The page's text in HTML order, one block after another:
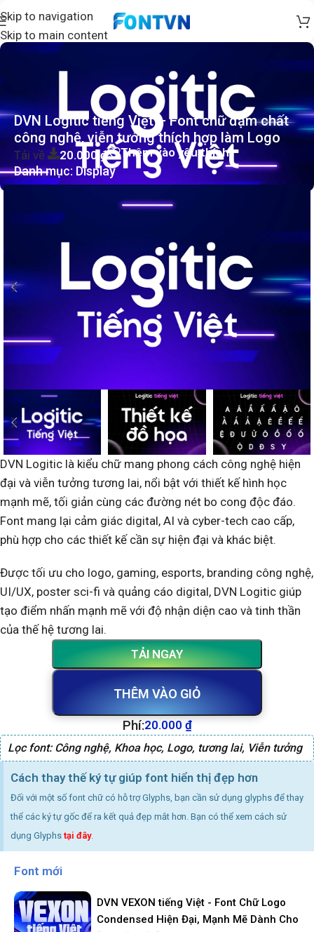
Skip to navigation
Skip to main content
DVN Logitic tiếng Việt – Font chữ đậm chất
công nghệ, viễn tưởng thích hợp làm Logo
Tải về 20.000 ₫ Thêm vào yêu thích
Danh mục: Display
DVN Logitic là kiểu chữ mang phong cách công nghệ hiện
đại và viễn tưởng tương lai, nổi bật với thiết kế hình học
mạnh mẽ, tối giản cùng các đường nét bo cong độc đáo.
Font mang lại cảm giác digital, AI và cyber-tech cao cấp,
phù hợp cho các thiết kế cần sự hiện đại và khác biệt.
Được tối ưu cho logo, gaming, esports, branding công nghệ,
UI/UX, poster sci-fi và quảng cáo digital, DVN Logitic giúp
tạo điểm nhấn mạnh mẽ với độ nhận diện cao và tinh thần
của thế hệ tương lai.
THÊM VÀO GIỎ
TẢI NGAY
Phí:20.000 ₫
Lọc font: Công nghệ, Khoa học, Logo, tương lai, Viễn tưởng
Cách thay thế ký tự giúp font hiển thị đẹp hơn
Đối với một số font chữ có hỗ trợ Glyphs, bạn cần sử dụng glyphs để thay
thể các ký tự gốc để ra kết quả đẹp mắt hơn. Bạn có thể xem cách sử
dụng Glyphs tại đây.
Font mới
DVN VEXON tiếng Việt - Font Chữ Logo
Condensed Hiện Đại, Mạnh Mẽ Dành Cho